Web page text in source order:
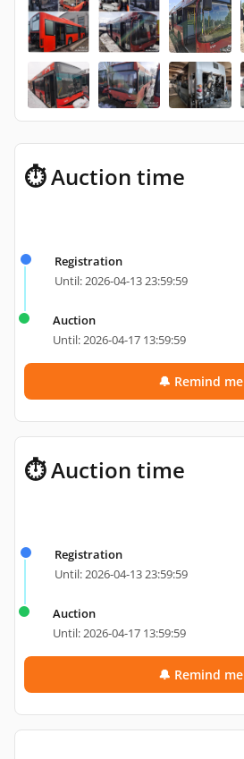
⏱ Auction time
Registration
Until: 2026-04-13 23:59:59
Auction
Until: 2026-04-17 13:59:59
🔔 Remind me
⏱ Auction time
Registration
Until: 2026-04-13 23:59:59
Auction
Until: 2026-04-17 13:59:59
🔔 Remind me